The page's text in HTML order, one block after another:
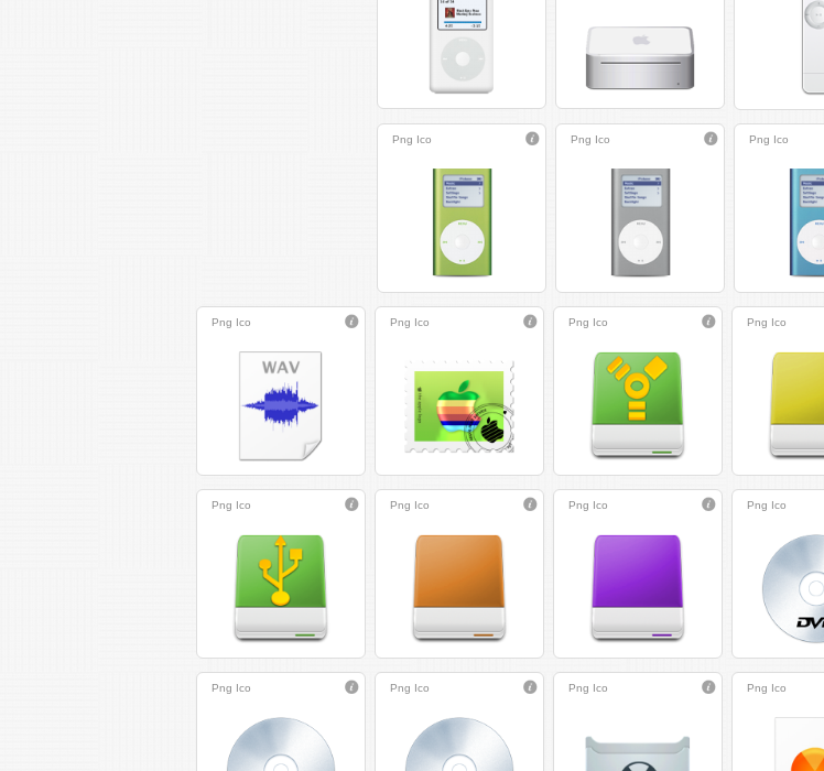
Png Ico Png Ico Png Ico
Png Ico Png Ico Png Ico Png Ico
Png Ico Png Ico Png Ico Png Ico
Png Ico Png Ico Png Ico Png Ico